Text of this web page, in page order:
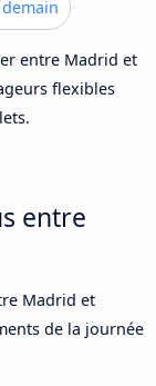
entre Madrid et
flexibles
entre
Madrid et
de la journée